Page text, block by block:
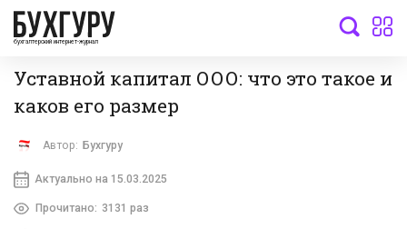
бухгалтерский интернет-журнал
Уставной капитал ООО: что это такое и
каков его размер
Автор: Бухгуру
Актуально на 15.03.2025
Прочитано: 3131 раз